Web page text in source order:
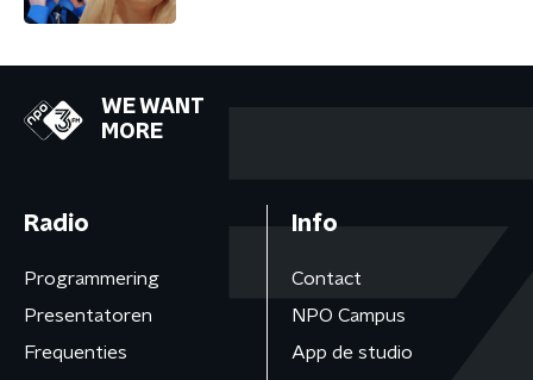
WE WANT
MORE
Radio
Programmering
Presentatoren
Frequenties
Info
Contact
NPO Campus
App de studio